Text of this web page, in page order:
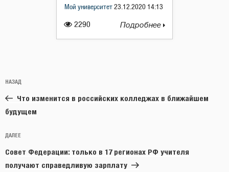
2290
Мой университет 23.12.2020 14:13
Подробнее
по
записям
Предыдущая
запись:
НАЗАД
Что изменится в российских колледжах в ближайшем
будущем
Следующая
запись
ДАЛЕЕ
Совет Федерации: только в 17 регионах РФ учителя
получают справедливую зарплату